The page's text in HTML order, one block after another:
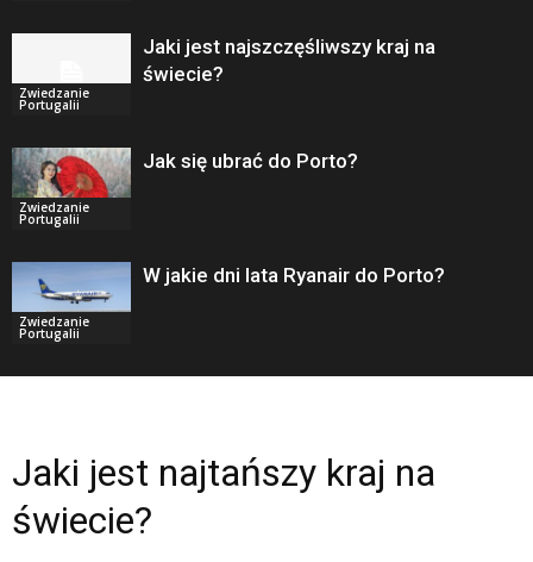
Zwiedzanie
Portugalii
Jaki jest najszczęśliwszy kraj na
świecie?
Zwiedzanie
Portugalii
Jak się ubrać do Porto?
Zwiedzanie
Portugalii
W jakie dni lata Ryanair do Porto?
Jaki jest najtańszy kraj na
świecie?